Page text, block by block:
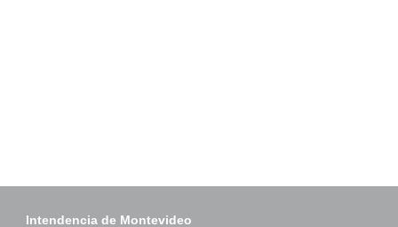
Intendencia de Montevideo